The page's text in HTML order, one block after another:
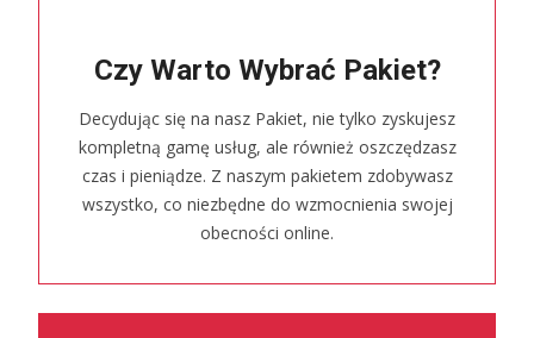
Czy Warto Wybrać Pakiet?
Decydując się na nasz Pakiet, nie tylko zyskujesz
kompletną gamę usług, ale również oszczędzasz
czas i pieniądze. Z naszym pakietem zdobywasz
wszystko, co niezbędne do wzmocnienia swojej
obecności online.